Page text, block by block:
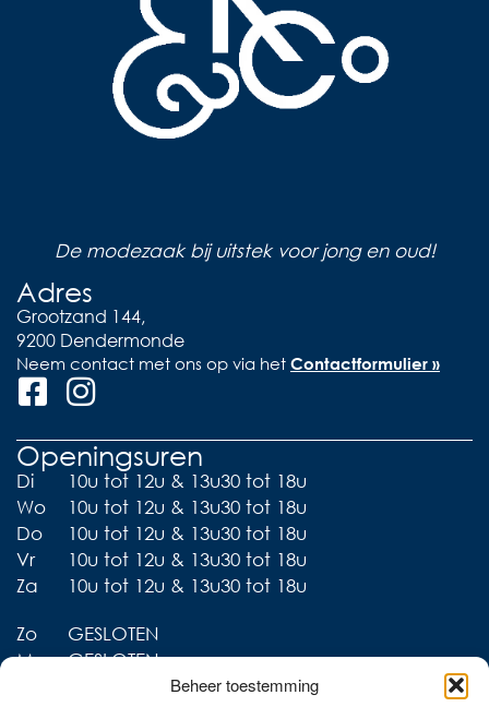
Beheer toestemming
De modezaak bij uitstek voor jong en oud!
Adres
Grootzand 144,
9200 Dendermonde
Neem contact met ons op via het Contactformulier »
Openingsuren
Di
10u tot 12u & 13u30 tot 18u
Wo
10u tot 12u & 13u30 tot 18u
Do
10u tot 12u & 13u30 tot 18u
Vr
10u tot 12u & 13u30 tot 18u
Za
10u tot 12u & 13u30 tot 18u
Zo
GESLOTEN
Ma
GESLOTEN